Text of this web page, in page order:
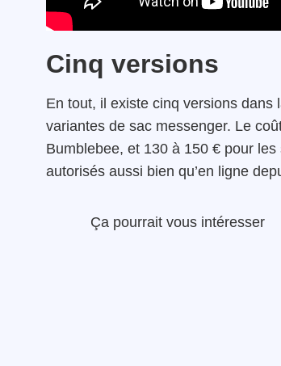
Cinq versions
En tout, il existe cinq versions
variantes de sac messenger. Le
Bumblebee, et 130 à 150 € pour
autorisés aussi bien qu’en ligne
Ça pourrait vous intéresser